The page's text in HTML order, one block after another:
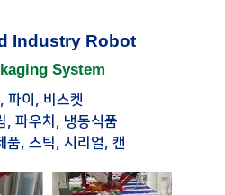
Industry Robot
System
파이, 비스켓
, 파우치, 냉동식품
품, 스틱, 시리얼, 캔